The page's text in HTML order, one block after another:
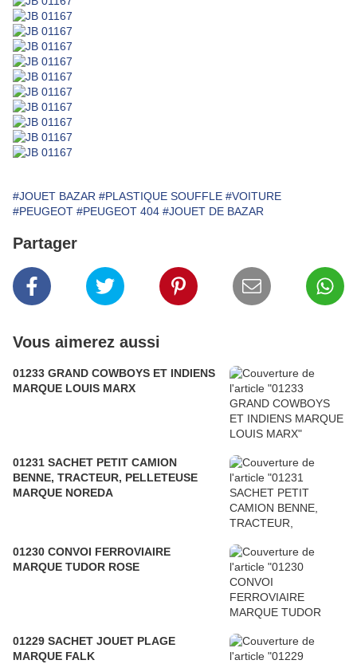
#JOUET BAZAR #PLASTIQUE SOUFFLE #VOITURE
#PEUGEOT #PEUGEOT 404 #JOUET DE BAZAR
Partager
Vous aimerez aussi
01233 GRAND COWBOYS ET INDIENS
MARQUE LOUIS MARX
01231 SACHET PETIT CAMION
BENNE, TRACTEUR, PELLETEUSE
MARQUE NOREDA
01230 CONVOI FERROVIAIRE
MARQUE TUDOR ROSE
01229 SACHET JOUET PLAGE
MARQUE FALK